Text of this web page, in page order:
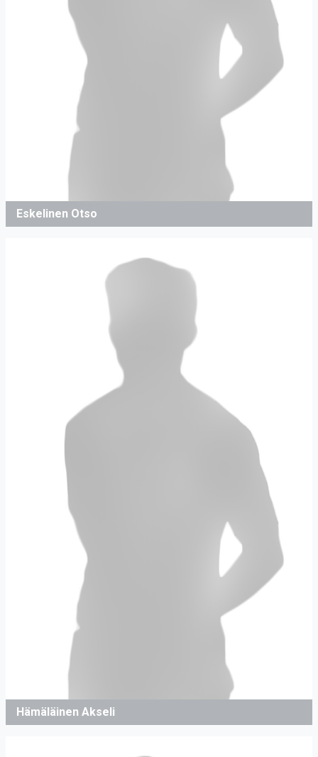
Eskelinen Otso
Hämäläinen Akseli